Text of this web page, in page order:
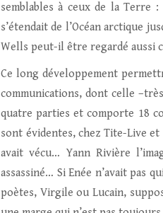
semblables à ceux de la Terre
s’étendait de l’Océan arctique
Wells peut-il être regardé aussi
Ce long développement
communications, dont celle
quatre parties et comporte 18
sont évidentes, chez Tite-Live
avait vécu… Yann Rivière
assassiné… Si Enée n’avait pas
poètes, Virgile ou Lucain,